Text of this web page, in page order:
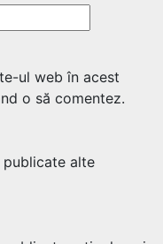
ul web în acest
o să comentez.
alte